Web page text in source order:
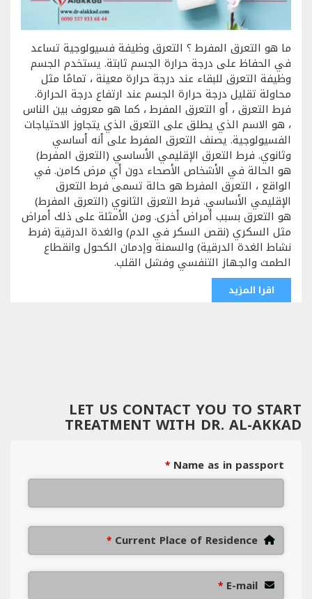
ما هو التعرق المفرط ؟ التعرق وظيفة فسيولوجية تساعد
في الحفاظ على درجة حرارة الجسم ثابتة. يستخدم الجسم
وظيفة التعرق للبقاء عند درجة حرارة معينة ، تمامًا مثل
محاولة تقليل درجة حرارة الجسم عند ارتفاع درجة الحرارة.
فرط التعرق ، أو التعرق المفرط ، كما هو معروف بين الناس
، هو الاسم الذي يطلق على التعرق الذي يتجاوز الاحتياجات
الفسيولوجية. يصنف التعرق المفرط على أنه أساسي
وثانوي. فرط التعرق الإقليمي الأساسي (التعرق المفرط)
هو الحالة في الأشخاص الأصحاء دون أي مرض كامن. في
الواقع ، التعرق المفرط هو حالة تسمى فرط التعرق
الإقليمي الأساسي. فرط التعرق الثانوي (التعرق المفرط)
هو التعرق بسبب أمراض أخرى. ومن الأمثلة على ذلك أمراض
مثل السكري (نقص السكر في الدم) والغدة الدرقية (فرط
نشاط الغدة الدرقية) والسمنة وإدمان الكحول وانقطاع
الطمث والجهاز التنفسي وفشل القلب.
اقرا المزيد
LET US CONTACT YOU TO START
TREATMENT WITH DR. AL-AKKAD
Name as in passport
*
Current Place of Residence
*
E-mail
*